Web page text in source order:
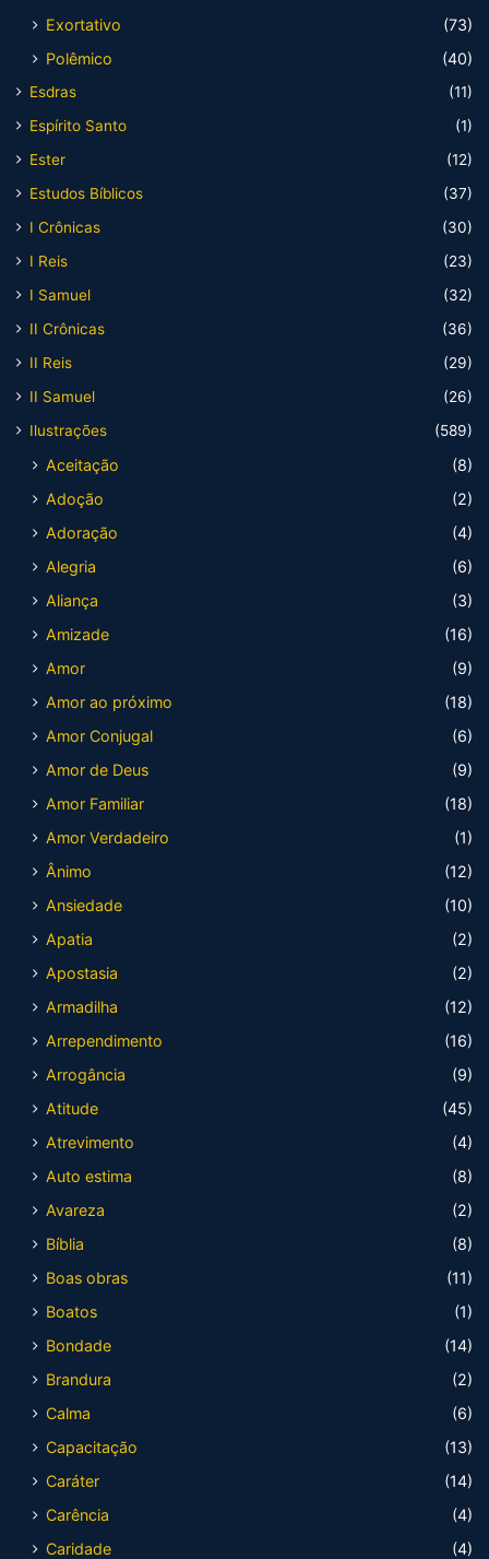
Exortativo
(73)
Polêmico
(40)
Esdras
(11)
Espírito Santo
(1)
Ester
(12)
Estudos Bíblicos
(37)
I Crônicas
(30)
I Reis
(23)
I Samuel
(32)
II Crônicas
(36)
II Reis
(29)
II Samuel
(26)
Ilustrações
(589)
Aceitação
(8)
Adoção
(2)
Adoração
(4)
Alegria
(6)
Aliança
(3)
Amizade
(16)
Amor
(9)
Amor ao próximo
(18)
Amor Conjugal
(6)
Amor de Deus
(9)
Amor Familiar
(18)
Amor Verdadeiro
(1)
Ânimo
(12)
Ansiedade
(10)
Apatia
(2)
Apostasia
(2)
Armadilha
(12)
Arrependimento
(16)
Arrogância
(9)
Atitude
(45)
Atrevimento
(4)
Auto estima
(8)
Avareza
(2)
Bíblia
(8)
Boas obras
(11)
Boatos
(1)
Bondade
(14)
Brandura
(2)
Calma
(6)
Capacitação
(13)
Caráter
(14)
Carência
(4)
Caridade
(4)